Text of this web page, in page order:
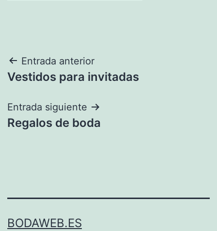
Navegación
de
entradas
Entrada anterior
Vestidos para invitadas
Entrada siguiente
Regalos de boda
BODAWEB.ES